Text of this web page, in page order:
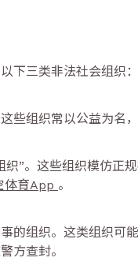
下三类非法社会组织：
些组织常以公益为名
织”。这些组织模仿正
体育App 。
的组织。这类组织可
方查封。